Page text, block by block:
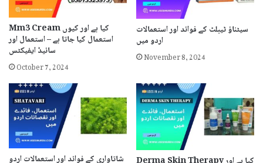
Mm3 Cream کیا ہے اور کیوں
استعمال کیا جاتا ہے – استعمال اور
سائیڈ ایفیکٹس
October 7, 2024
سیٹناؤ ٹیبلٹ کے فوائد اور استعمالات
اردو میں
November 8, 2024
شاتاواری کے فوائد اور استعمالات اردو